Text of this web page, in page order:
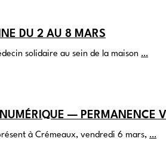
DU 2 AU 8 MARS
solidaire au sein de la maison …
— PERMANENCE
à Crémeaux, vendredi 6 mars, …